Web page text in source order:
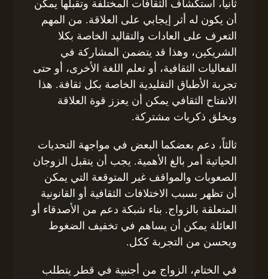
ثانياً، استكشاف الثقافات المختلفة وتقبلها يمكن
أن يكون له أثر إيجابي على العلاقة. من المهم
التعرف على العادات والتقاليد الخاصة بكلا
الشريكين، وهذا قد يتضمن المشاركة في
الفعاليات الثقافية، أو تعلم اللغة الأخرى، أو حتى
تجربة الأطباق التقليدية الخاصة بكل ثقافة. هذا
الانفتاح الثقافي يمكن أن يعزز قوة العلاقة
ويخلق ذكريات مشتركة.
ثالثاً، دعم بعضكما البعض في مواجهة التحديات
الحياتية أمر بالغ الأهمية. يجب أن يتقبل الزوجان
الصعوبات والمواقف غير المتوقعة التي يمكن
أن تظهر بسبب الاختلافات الثقافية أو القانونية
المتعلقة بالزواج. بناء شبكة دعم من الأصدقاء أو
العائلة يمكن أن يساهم في تخفيف الضغوط
ويحسن من التجربة ككل.
في الختام، الزواج من أجنبية في قطر يتطلب